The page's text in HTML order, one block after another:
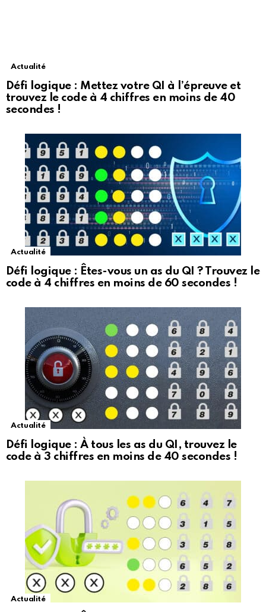
Actualité
Défi logique : Mettez votre QI à l’épreuve et
trouvez le code à 4 chiffres en moins de 40
secondes !
Actualité
Défi logique : Êtes-vous un as du QI ? Trouvez le
code à 4 chiffres en moins de 60 secondes !
Actualité
Défi logique : À tous les as du QI, trouvez le
code à 3 chiffres en moins de 40 secondes !
Actualité